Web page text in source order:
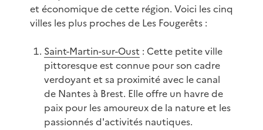
et économique de cette région. Voici les cinq
villes les plus proches de Les Fougerêts :
Saint-Martin-sur-Oust : Cette petite ville
pittoresque est connue pour son cadre
verdoyant et sa proximité avec le canal
de Nantes à Brest. Elle offre un havre de
paix pour les amoureux de la nature et les
passionnés d'activités nautiques.